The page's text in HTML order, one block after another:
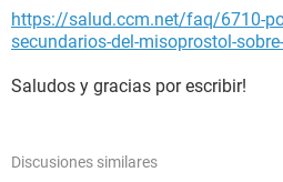
https://salud.ccm.net/faq/6710-
secundarios-del-misoprostol-
Saludos y gracias por escribir!
Discusiones similares